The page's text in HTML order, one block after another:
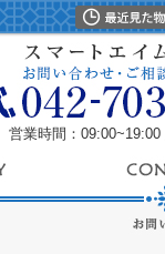
営業時間：09:00~19:00